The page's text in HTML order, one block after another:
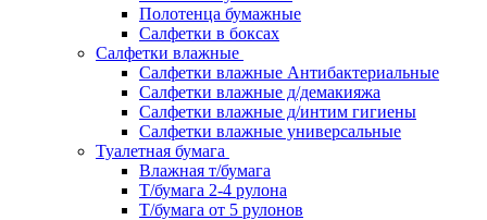
Полотенца бумажные
Салфетки в боксах
Салфетки влажные
Салфетки влажные Антибактериальные
Салфетки влажные д/демакияжа
Салфетки влажные д/интим гигиены
Салфетки влажные универсальные
Туалетная бумага
Влажная т/бумага
Т/бумага 2-4 рулона
Т/бумага от 5 рулонов